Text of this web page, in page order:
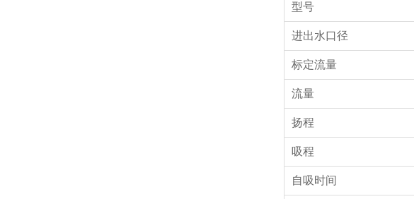
型号
进出水口径
标定流量
流量
扬程
吸程
自吸时间